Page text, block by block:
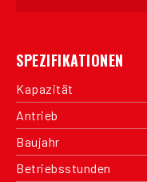
SPEZIFIKATIONEN
Kapazität
Antrieb
Baujahr
Betriebsstunden